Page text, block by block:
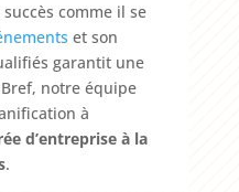
comme il se
et son
garantit une
notre équipe
à
d’entreprise à la
.